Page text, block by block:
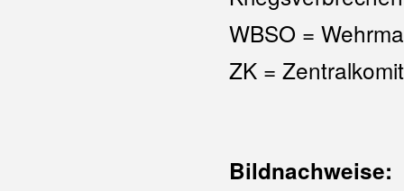
WBSO =
ZK =
Bildnachweise: